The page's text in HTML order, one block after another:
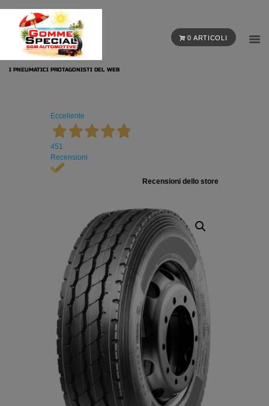
0 ARTICOLI
I PNEUMATICI PROTAGONISTI DEL WEB
Eccellente
451
Recensioni
Recensioni dello store